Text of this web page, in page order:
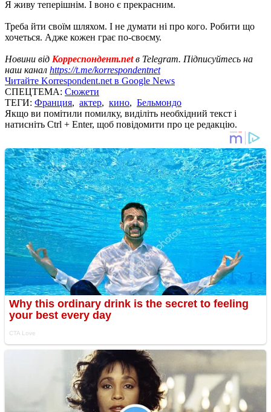
Я живу теперішнім. І воно є прекрасним.
Треба йти своїм шляхом. І не думати ні про кого. Робити що
хочеться. Адже кожен грає по-своєму.
Новини від Корреспондент.netв Telegram. Підписуйтесь на
наш канал https://t.me/korrespondentnet
Читайте Korrespondent.net в Google News
СПЕЦТЕМА: Сюжети
ТЕГИ: Франция, актер, кино, Бельмондо
Якщо ви помітили помилку, виділіть необхідний текст і
натисніть Ctrl + Enter, щоб повідомити про це редакцію.